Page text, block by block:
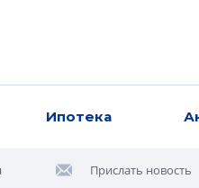
Ипотека
Прислать новость